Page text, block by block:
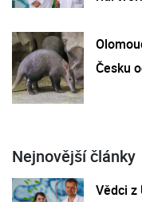
Česku
Nejnovější články
Vědci z